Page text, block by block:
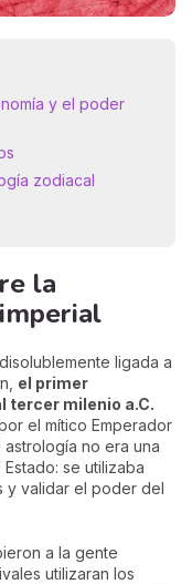
y el poder
zodiacal
la
ligada a
el primer
tercer milenio a.C.
el mítico Emperador
astrología no era una
se utilizaba
y validar el poder del
a la gente
utilizaran los